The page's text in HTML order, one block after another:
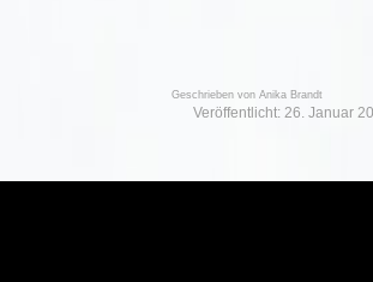
Geschrieben von Anika Brandt
Veröffentlicht: 26. Januar